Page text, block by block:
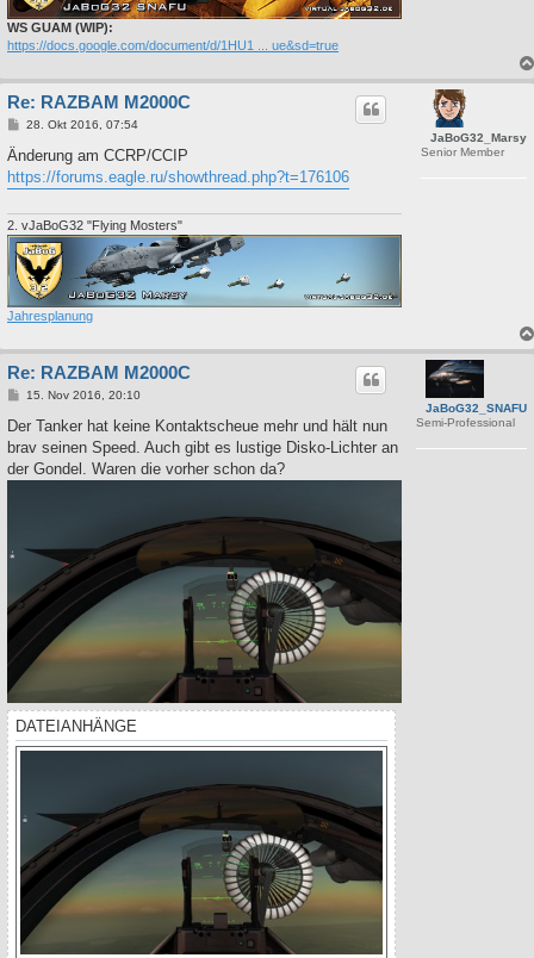
WS GUAM (WIP):
https://docs.google.com/document/d/1HU1 ... ue&sd=true
JaBoG32_Marsy
Senior Member
Re: RAZBAM M2000C
B
i
r
28. Okt 2016, 07:54
Änderung am CCRP/CCIP
https://forums.eagle.ru/showthread.php?t=176106
2. vJaBoG32 "Flying Mosters"
Jahresplanung
JaBoG32_SNAFU
Semi-Professional
Re: RAZBAM M2000C
B
i
r
a
g
15. Nov 2016, 20:10
Der Tanker hat keine Kontaktscheue mehr und hält nun
brav seinen Speed. Auch gibt es lustige Disko-Lichter an
der Gondel. Waren die vorher schon da?
DATEIANHÄNGE